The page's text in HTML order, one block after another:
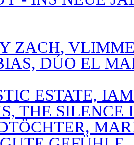
ZACH,
DÚO EL
ESTATE,
THE SILENCE